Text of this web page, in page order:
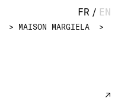
FR / EN
MAISON MARGIELA